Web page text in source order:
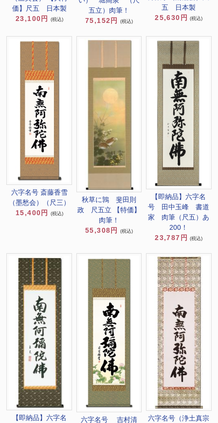
価】尺五 日本製
23,100円
(税込)
五立）肉筆！
75,152円
(税込)
五 日本製
25,630円
(税込)
六字名号 斎藤香雪
（墨愁会）（尺三）
15,400円
(税込)
秋草に鶉 斐田則
政 尺五立 【特価】
肉筆！
55,308円
(税込)
【即納品】六字名
号 田中玉峰 書道
家 肉筆（尺五）あ
200！
23,787円
(税込)
【即納品】六字名
六字名号 吉村清
六字名号（浄土真宗